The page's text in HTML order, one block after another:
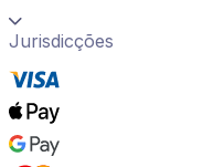
Jurisdicções